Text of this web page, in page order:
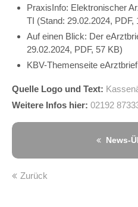
PraxisInfo: Elektronischer
TI (Stand: 29.02.2024, PDF,
Auf einen Blick: Der
29.02.2024, PDF, 57 KB)
KBV-Themenseite eArztbrief
Quelle Logo und Text:
Weitere Infos hier: 02192
News-
Zurück